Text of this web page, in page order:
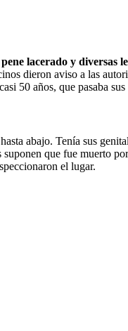
lacerado y
dieron aviso a las
50 años, que pasaba
abajo. Tenía sus
que fue muerto
el lugar.